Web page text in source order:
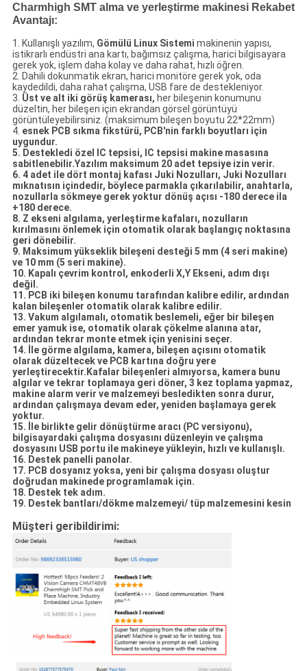
Charmhigh SMT alma ve yerleştirme makinesi Rekabet
Avantajı:
1. Kullanışlı yazılım, Gömülü Linux Sistemi makinenin yapısı,
istikrarlı endüstri ana kartı, bağımsız çalışma, harici bilgisayara
gerek yok, işlem daha kolay ve daha rahat, hızlı öğren.
2. Dahili dokunmatik ekran, harici monitöre gerek yok, oda
kaydedildi, daha rahat çalışma, USB fare de destekleniyor.
3. Üst ve alt iki görüş kamerası, her bileşenin konumunu
düzeltin, her bileşen için ekrandan görsel görüntüyü
görüntüleyebilirsiniz. (maksimum bileşen boyutu 22*22mm)
4. esnek PCB sıkma fikstürü, PCB'nin farklı boyutları için
uygundur.
5. Destekledi özel IC tepsisi, IC tepsisi makine masasına
sabitlenebilir.Yazılım maksimum 20 adet tepsiye izin verir.
6. 4 adet ile dört montaj kafası Juki Nozulları, Juki Nozulları
mıknatısın içindedir, böylece parmakla çıkarılabilir, anahtarla,
nozullarla sökmeye gerek yoktur dönüş açısı -180 derece ila
+180 derece.
8. Z ekseni algılama, yerleştirme kafaları, nozulların
kırılmasını önlemek için otomatik olarak başlangıç ​​noktasına
geri dönebilir.
9. Maksimum yükseklik bileşeni desteği 5 mm (4 seri makine)
ve 10 mm (5 seri makine).
10. Kapalı çevrim kontrol, enkoderli X,Y Ekseni, adım dışı
değil.
11. PCB iki bileşen konumu tarafından kalibre edilir, ardından
kalan bileşenler otomatik olarak kalibre edilir.
13. Vakum algılamalı, otomatik beslemeli, eğer bir bileşen
emer yamuk ise, otomatik olarak çökelme alanına atar,
ardından tekrar monte etmek için yenisini seçer.
14. İle görme algılama, kamera, bileşen açısını otomatik
olarak düzeltecek ve PCB kartına doğru yere
yerleştirecektir.Kafalar bileşenleri almıyorsa, kamera bunu
algılar ve tekrar toplamaya geri döner, 3 kez toplama yapmaz,
makine alarm verir ve malzemeyi besledikten sonra durur,
ardından çalışmaya devam eder, yeniden başlamaya gerek
yoktur.
15. İle birlikte gelir dönüştürme aracı (PC versiyonu),
bilgisayardaki çalışma dosyasını düzenleyin ve çalışma
dosyasını USB portu ile makineye yükleyin, hızlı ve kullanışlı.
16. Destek panelli panolar.
17. PCB dosyanız yoksa, yeni bir çalışma dosyası oluştur
doğrudan makinede programlamak için.
18. Destek tek adım.
19. Destek bantları/dökme malzemeyi/ tüp malzemesini kesin
Müşteri geribildirimi: